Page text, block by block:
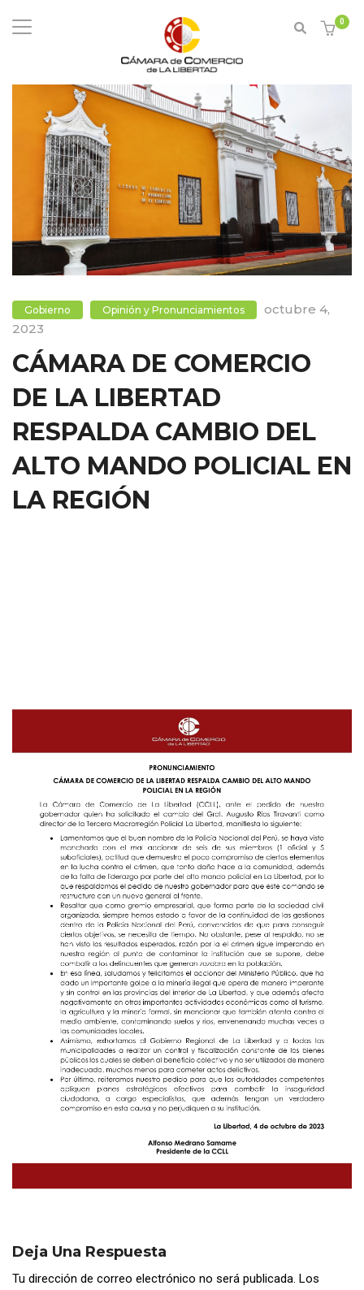
0
Gobierno Opinión y Pronunciamientos
octubre 4,
2023
CÁMARA DE COMERCIO
DE LA LIBERTAD
RESPALDA CAMBIO DEL
ALTO MANDO POLICIAL EN
LA REGIÓN
Deja Una Respuesta
Tu dirección de correo electrónico no será publicada. Los